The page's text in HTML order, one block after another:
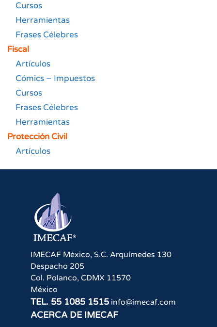
Cursos
Herramientas
Frases Célebres
Fiscal
Artículos
Cómics – Impuestos
Cursos
Frases Célebres
Herramientas
Protección Civil
Artículos
IMECAF México, S.C. Arquímedes 130
Despacho 205
Col. Polanco, CDMX 11570
México
TEL. 55 1085 1515 info@imecaf.com
ACERCA DE IMECAF